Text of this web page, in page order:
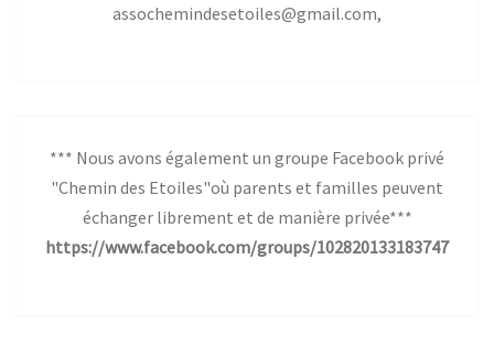
assochemindesetoiles@gmail.com,
*** Nous avons également un groupe Facebook privé
"Chemin des Etoiles"où parents et familles peuvent
échanger librement et de manière privée***
https://www.facebook.com/groups/102820133183747